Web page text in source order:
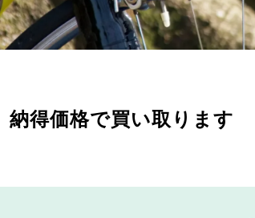
納得価格で買い取ります